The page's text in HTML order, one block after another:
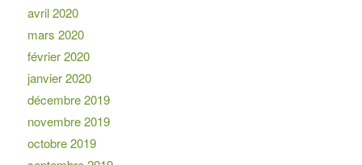
avril 2020
mars 2020
février 2020
janvier 2020
décembre 2019
novembre 2019
octobre 2019